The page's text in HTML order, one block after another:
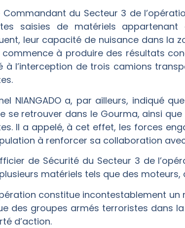
Commandant du Secteur 3 de
saisies de matériels
leur capacité de nuisance dans la
à produire des résultats
à l’interception de trois camions
NIANGADO a, par ailleurs, indiqué
se retrouver dans le Gourma, ainsi
Il a appelé, à cet effet, les forces
à renforcer sa collaboration
de Sécurité du Secteur 3 de
matériels tels que des
constitue incontestablement un
des groupes armés terroristes dans
d’action.